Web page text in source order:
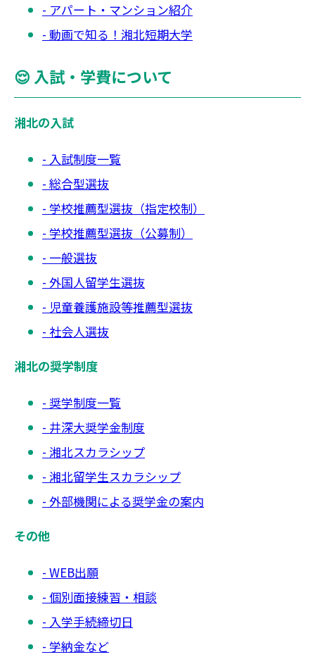
アパート・マンション紹介
動画で知る！湘北短期大学
😌 入試・学費について
湘北の入試
入試制度一覧
総合型選抜
学校推薦型選抜（指定校制）
学校推薦型選抜（公募制）
一般選抜
外国人留学生選抜
児童養護施設等推薦型選抜
社会人選抜
湘北の奨学制度
奨学制度一覧
井深大奨学金制度
湘北スカラシップ
湘北留学生スカラシップ
外部機関による奨学金の案内
その他
WEB出願
個別面接練習・相談
入学手続締切日
学納金など